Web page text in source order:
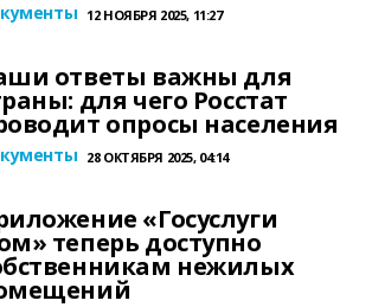
12 НОЯБРЯ 2025, 11:27
ответы важны для
для чего Росстат
опросы населения
28 ОКТЯБРЯ 2025, 04:14
«Госуслуги
теперь доступно
нежилых